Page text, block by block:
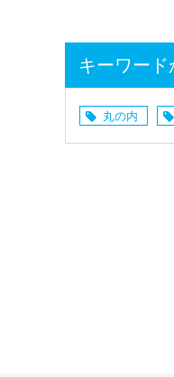
キーワード
丸の内